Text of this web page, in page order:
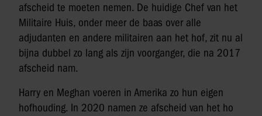
afscheid te moeten nemen. De huidige Chef van het
Militaire Huis, onder meer de baas over alle
adjudanten en andere militairen aan het hof, zit nu al
bijna dubbel zo lang als zijn voorganger, die na 2017
afscheid nam.
Harry en Meghan voeren in Amerika zo hun eigen
hofhouding. In 2020 namen ze afscheid van het ho